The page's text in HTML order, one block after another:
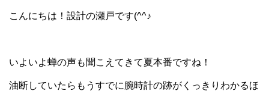
こんにちは！設計の瀬戸です(^^♪
いよいよ蝉の声も聞こえてきて夏本番ですね！
油断していたらもうすでに腕時計の跡がくっきりわかるほ